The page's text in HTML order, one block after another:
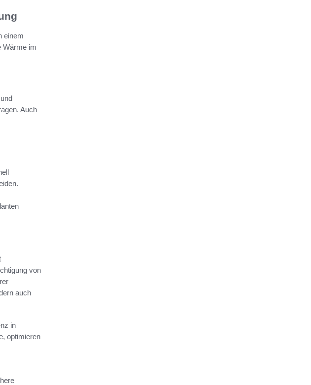
einem
Wärme im
Auch
von
auch
in
optimieren